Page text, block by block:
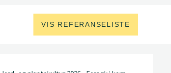
VIS REFERANSELISTE